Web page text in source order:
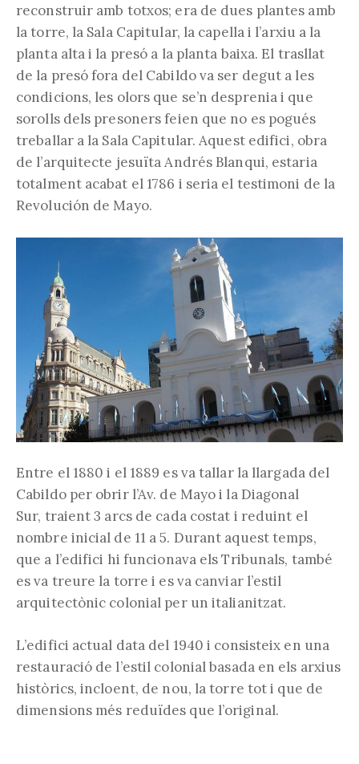
reconstruir amb totxos; era de dues plantes amb
la torre, la Sala Capitular, la capella i l’arxiu a la
planta alta i la presó a la planta baixa. El trasllat
de la presó fora del Cabildo va ser degut a les
condicions, les olors que se’n desprenia i que
sorolls dels presoners feien que no es pogués
treballar a la Sala Capitular. Aquest edifici, obra
de l’arquitecte jesuïta Andrés Blanqui, estaria
totalment acabat el 1786 i seria el testimoni de la
Revolución de Mayo.
Entre el 1880 i el 1889 es va tallar la llargada del
Cabildo per obrir l’Av. de Mayo i la Diagonal
Sur, traient 3 arcs de cada costat i reduint el
nombre inicial de 11 a 5. Durant aquest temps,
que a l’edifici hi funcionava els Tribunals, també
es va treure la torre i es va canviar l’estil
arquitectònic colonial per un italianitzat.
L’edifici actual data del 1940 i consisteix en una
restauració de l’estil colonial basada en els arxius
històrics, incloent, de nou, la torre tot i que de
dimensions més reduïdes que l’original.